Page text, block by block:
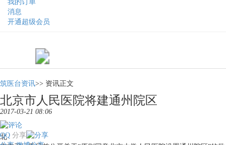
我的订单
消息
开通超级会员
筑医台资讯>> 资讯正文
北京市人民医院将建通州院区
2017-03-21 08:06
分享
QQ
北